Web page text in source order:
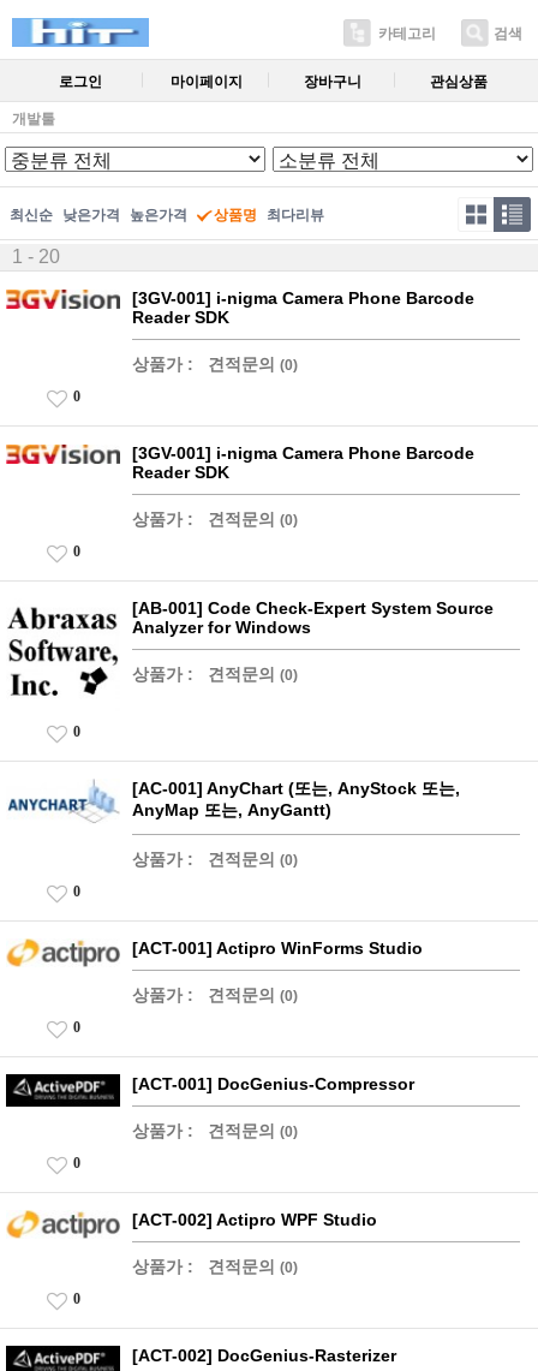
카테고리 검색
로그인 마이페이지 장바구니 관심상품
개발툴
최신순 낮은가격 높은가격 상품명 최다리뷰
1 - 20
[3GV-001] i-nigma Camera Phone Barcode
Reader SDK
상품가 : 견적문의 (0)
0
[3GV-001] i-nigma Camera Phone Barcode
Reader SDK
상품가 : 견적문의 (0)
0
[AB-001] Code Check-Expert System Source
Analyzer for Windows
상품가 : 견적문의 (0)
0
[AC-001] AnyChart (또는, AnyStock 또는,
AnyMap 또는, AnyGantt)
상품가 : 견적문의 (0)
0
[ACT-001] Actipro WinForms Studio
상품가 : 견적문의 (0)
0
[ACT-001] DocGenius-Compressor
상품가 : 견적문의 (0)
0
[ACT-002] Actipro WPF Studio
상품가 : 견적문의 (0)
0
[ACT-002] DocGenius-Rasterizer